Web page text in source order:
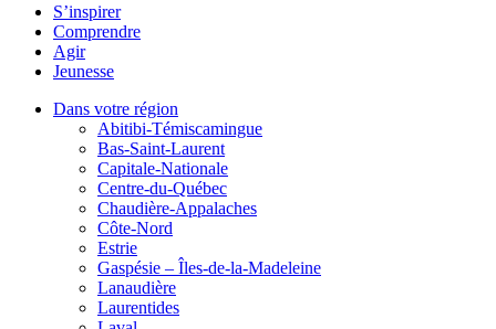
S’inspirer
Comprendre
Agir
Jeunesse
Dans votre région
Abitibi-Témiscamingue
Bas-Saint-Laurent
Capitale-Nationale
Centre-du-Québec
Chaudière-Appalaches
Côte-Nord
Estrie
Gaspésie – Îles-de-la-Madeleine
Lanaudière
Laurentides